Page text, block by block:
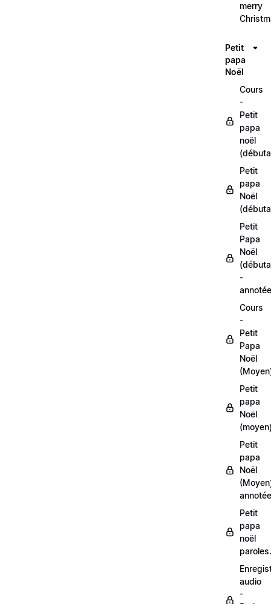
merry
Petit
papa
Noël
Cours
-
Petit
papa
noël
Petit
papa
Noël
Petit
Papa
Noël
-
Cours
-
Petit
Papa
Noël
Petit
papa
Noël
Petit
papa
Noël
Petit
papa
noël
audio
-